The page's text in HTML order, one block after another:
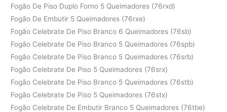
Fogão De Piso Duplo Forno 5 Queimadores (76rxd)
Fogão De Embutir 5 Queimadores (76rxe)
Fogão Celebrate De Piso Branco 6 Queimadores (76sb)
Fogão Celebrate De Piso Branco 5 Queimadores (76spb)
Fogão Celebrate De Piso Branco 5 Queimadores (76srb)
Fogão Celebrate De Piso 5 Queimadores (76srx)
Fogão Celebrate De Piso Branco 5 Queimadores (76stb)
Fogão Celebrate De Piso 5 Queimadores (76stx)
Fogão Celebrate De Embutir Branco 5 Queimadores (76tbe)